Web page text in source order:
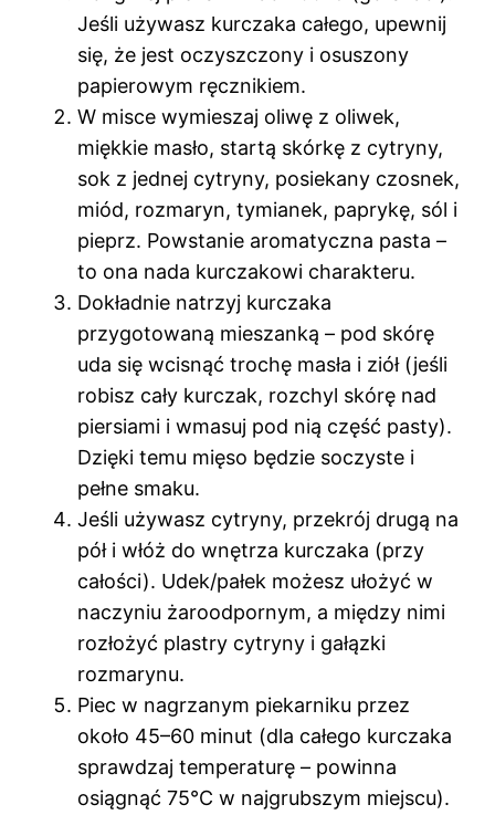
Jeśli używasz kurczaka całego, upewnij
się, że jest oczyszczony i osuszony
papierowym ręcznikiem.
W misce wymieszaj oliwę z oliwek,
miękkie masło, startą skórkę z cytryny,
sok z jednej cytryny, posiekany czosnek,
miód, rozmaryn, tymianek, paprykę, sól i
pieprz. Powstanie aromatyczna pasta –
to ona nada kurczakowi charakteru.
Dokładnie natrzyj kurczaka
przygotowaną mieszanką – pod skórę
uda się wcisnąć trochę masła i ziół (jeśli
robisz cały kurczak, rozchyl skórę nad
piersiami i wmasuj pod nią część pasty).
Dzięki temu mięso będzie soczyste i
pełne smaku.
Jeśli używasz cytryny, przekrój drugą na
pół i włóż do wnętrza kurczaka (przy
całości). Udek/pałek możesz ułożyć w
naczyniu żaroodpornym, a między nimi
rozłożyć plastry cytryny i gałązki
rozmarynu.
Piec w nagrzanym piekarniku przez
około 45–60 minut (dla całego kurczaka
sprawdzaj temperaturę – powinna
osiągnąć 75°C w najgrubszym miejscu).